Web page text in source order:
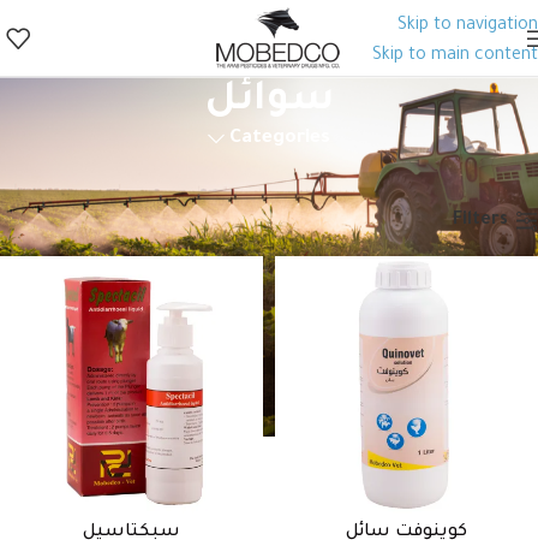
Skip to navigation
Skip to main content
سوائل
Categories
الرئيسية منتجات الصحة الحيوانية
سوائل
Filters
كوينوفت سائل سبكتاسيل